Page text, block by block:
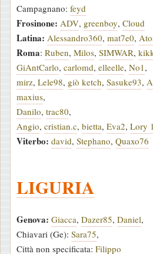
Campagnano: feyd
Frosinone: ADV, greenboy, Cloud
Latina: Alessandro360, mat7e0,
Roma: Ruben, Milos, SIMWAR,
GiAntCarlo, carlomd, elleelle, No1 ,
mirz, Lele98, giò ketch, Sasuke93,
maxius,
Danilo, trac80,
Angio, cristian.c, bietta, Eva2, Lory
Viterbo: david, Stephano, Quaxo76
LIGURIA
Genova: Giacca, Dazer85, Daniel,
Chiavari (Ge): Sara75,
Città non specificata: Filippo